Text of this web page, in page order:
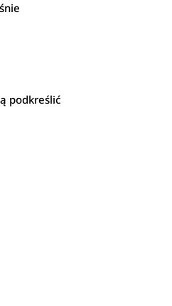
podkreślić